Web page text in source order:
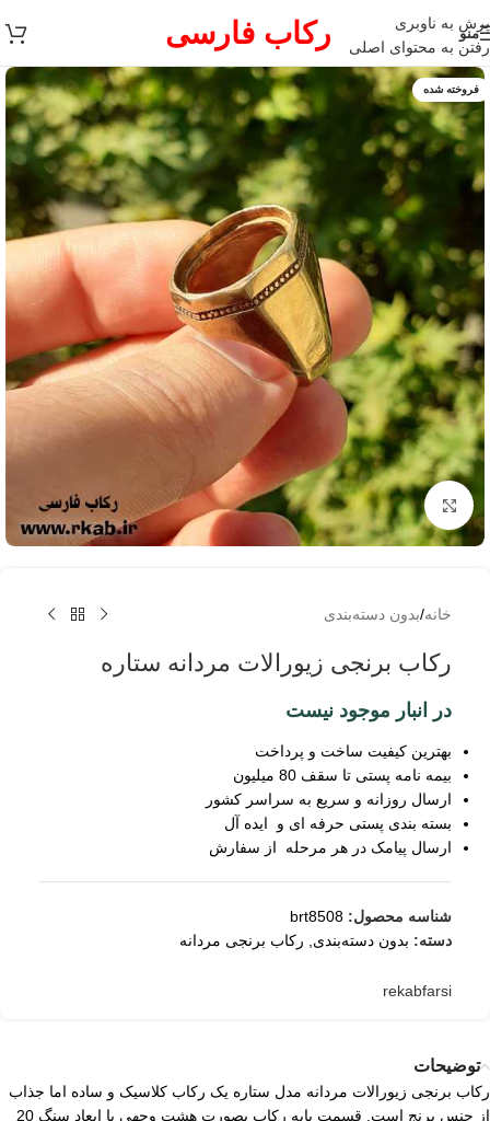
پرش به ناوبری
رفتن به محتوای اصلی
منو رکاب فارسی
فروخته شده
برای بزرگنمایی کلیک کنید
خانه/بدون دسته‌بندی
رکاب برنجی زیورالات مردانه ستاره
در انبار موجود نیست
بهترین کیفیت ساخت و پرداخت
بیمه نامه پستی تا سقف 80 میلیون
ارسال روزانه و سریع به سراسر کشور
بسته بندی پستی حرفه ای و ایده آل
ارسال پیامک در هر مرحله از سفارش
شناسه محصول: brt8508
دسته: بدون دسته‌بندی رکاب برنجی مردانه
rekabfarsi
توضیحات
رکاب برنجی زیورالات مردانه مدل ستاره یک رکاب کلاسیک و ساده اما جذاب
از جنس برنج است. قسمت پایه رکاب بصورت هشت وجهی با ابعاد سنگ 20